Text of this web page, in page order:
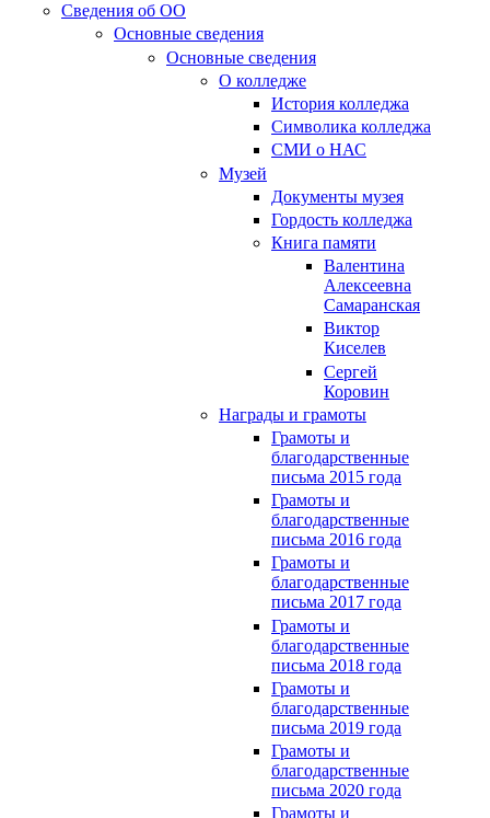
Сведения об ОО
Основные сведения
Основные сведения
О колледже
История колледжа
Символика колледжа
СМИ о НАС
Музей
Документы музея
Гордость колледжа
Книга памяти
Валентина
Алексеевна
Самаранская
Виктор
Киселев
Сергей
Коровин
Награды и грамоты
Грамоты и
благодарственные
письма 2015 года
Грамоты и
благодарственные
письма 2016 года
Грамоты и
благодарственные
письма 2017 года
Грамоты и
благодарственные
письма 2018 года
Грамоты и
благодарственные
письма 2019 года
Грамоты и
благодарственные
письма 2020 года
Грамоты и